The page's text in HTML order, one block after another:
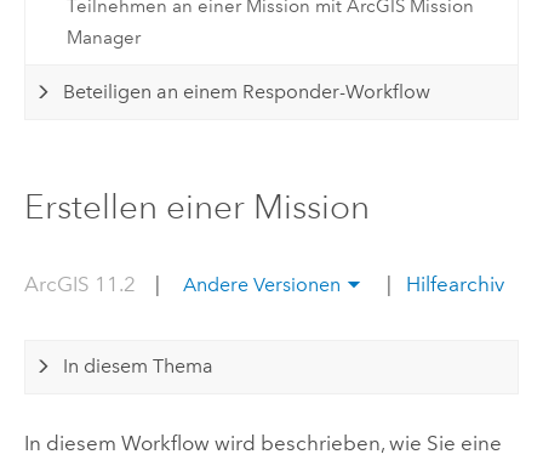
Teilnehmen an einer Mission mit ArcGIS Mission
Manager
Beteiligen an einem Responder-Workflow
Erstellen einer Mission
ArcGIS 11.2 Andere Versionen Hilfearchiv
In diesem Thema
In diesem Workflow wird beschrieben, wie Sie eine